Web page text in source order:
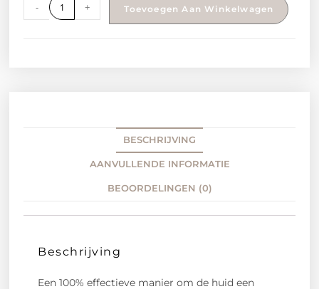
- + Toevoegen Aan Winkelwagen
BESCHRIJVING
AANVULLENDE INFORMATIE
BEOORDELINGEN (0)
Beschrijving
Een 100% effectieve manier om de huid een